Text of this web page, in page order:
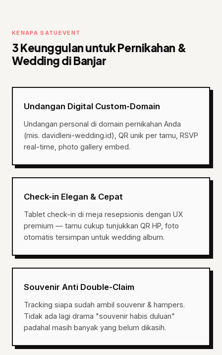
KENAPA SATUEVENT
3 Keunggulan untuk Pernikahan &
Wedding di Banjar
Undangan Digital Custom-Domain
Undangan personal di domain pernikahan Anda
(mis. davidleni-wedding.id), QR unik per tamu, RSVP
real-time, photo gallery embed.
Check-in Elegan & Cepat
Tablet check-in di meja resepsionis dengan UX
premium — tamu cukup tunjukkan QR HP, foto
otomatis tersimpan untuk wedding album.
Souvenir Anti Double-Claim
Tracking siapa sudah ambil souvenir & hampers.
Tidak ada lagi drama "souvenir habis duluan"
padahal masih banyak yang belum dikasih.